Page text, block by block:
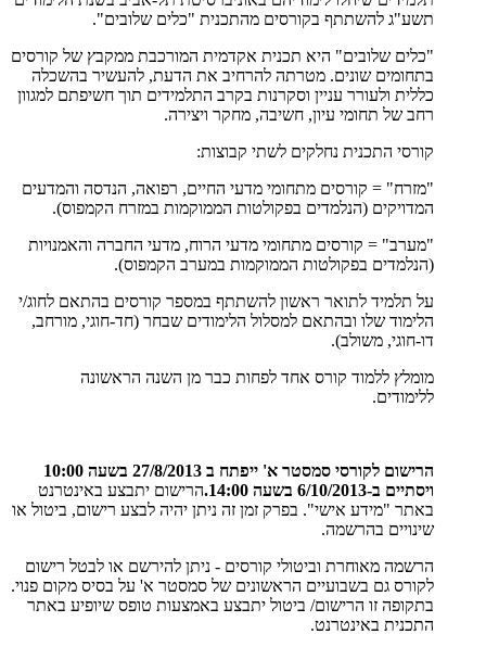
תשע"ג להשתתף בקורסים מהתכנית "כלים שלובים".
"כלים שלובים" היא תכנית אקדמית המורכבת ממקבץ של קורסים
בתחומים שונים. מטרתה להרחיב את הדעת, להעשיר בהשכלה
כללית ולעורר עניין וסקרנות בקרב התלמידים תוך חשיפתם למגוון
רחב של תחומי עיון, חשיבה, מחקר ויצירה.
קורסי התכנית נחלקים לשתי קבוצות:
"מזרח" = קורסים מתחומי מדעי החיים, רפואה, הנדסה והמדעים
המדויקים (הנלמדים בפקולטות הממוקמות במזרח הקמפוס).
"מערב" = קורסים מתחומי מדעי הרוח, מדעי החברה והאמנויות
(הנלמדים בפקולטות הממוקמות במערב הקמפוס).
על תלמיד לתואר ראשון להשתתף במספר קורסים בהתאם לחוג/י
הלימוד שלו ובהתאם למסלול הלימודים שבחר (חד-חוגי, מורחב,
דו-חוגי, משולב).
מומלץ ללמוד קורס אחד לפחות כבר מן השנה הראשונה
ללימודים.
הרישום לקורסי סמסטר א' ייפתח ב 27/8/2013 בשעה 10:00
ויסתיים ב-6/10/2013 בשעה 14:00.
הרישום יתבצע באינטרנט
באתר "מידע אישי". בפרק זמן זה ניתן יהיה לבצע רישום, ביטול או
שינויים בהרשמה.
הרשמה מאוחרת וביטולי קורסים - ניתן להירשם או לבטל רישום
לקורס גם בשבועיים הראשונים של סמסטר א' על בסיס מקום פנוי.
בתקופה זו הרישום/ ביטול יתבצע באמצעות טופס שיופיע באתר
התכנית באינטרנט.